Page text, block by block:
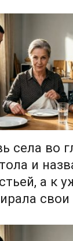
села во
и
а к